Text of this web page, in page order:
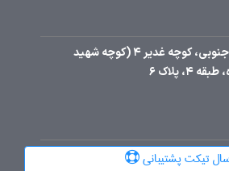
البرز، نظرآباد، الغدیر جنوبی، کوچه غدیر 4 (کوچه شهید
پلاک 6
تیکت پشتیبانی